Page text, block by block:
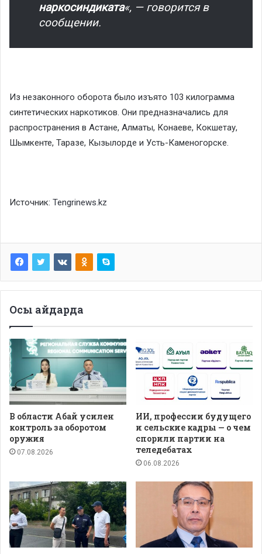
наркосиндиката«, — говорится в
сообщении.
Из незаконного оборота было изъято 103 килограмма
синтетических наркотиков. Они предназначались для
распространения в Астане, Алматы, Конаеве, Кокшетау,
Шымкенте, Таразе, Кызылорде и Усть-Каменогорске.
Источник: Tengrinews.kz
Осы айдарда
В области Абай усилен
контроль за оборотом
оружия
07.08.2026
ИИ, профессии будущего
и сельские кадры — о чем
спорили партии на
теледебатах
06.08.2026